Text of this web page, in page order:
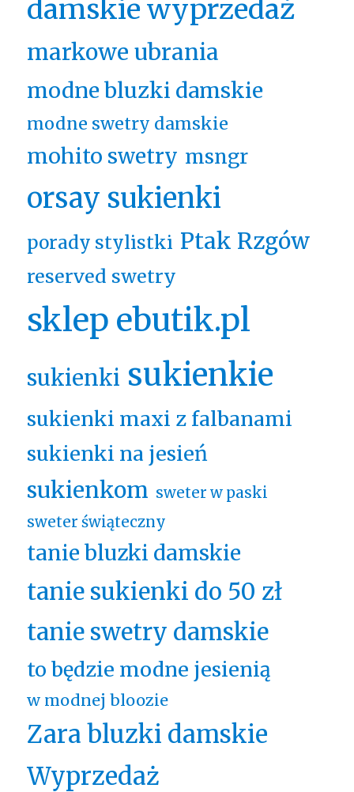
damskie wyprzedaż
markowe ubrania
modne bluzki damskie
modne swetry damskie
mohito swetry msngr
orsay sukienki
porady stylistki Ptak Rzgów
reserved swetry
sklep ebutik.pl
sukienki sukienkie
sukienki maxi z falbanami
sukienki na jesień
sukienkom sweter w paski
sweter świąteczny
tanie bluzki damskie
tanie sukienki do 50 zł
tanie swetry damskie
to będzie modne jesienią
w modnej bloozie
Zara bluzki damskie
Wyprzedaż